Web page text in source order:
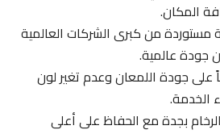
المكان.
من كبرى الشركات العالمية
عالمية.
جودة اللمعان وعدم تغير لون
بجدة مع الحفاظ على أعلى